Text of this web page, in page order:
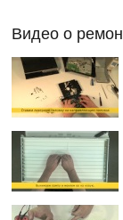
Видео о